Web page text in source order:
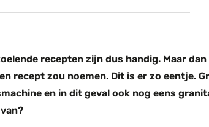
recepten zijn dus handig. Maar
recept zou noemen. Dit is er zo eentje.
en in dit geval ook nog eens